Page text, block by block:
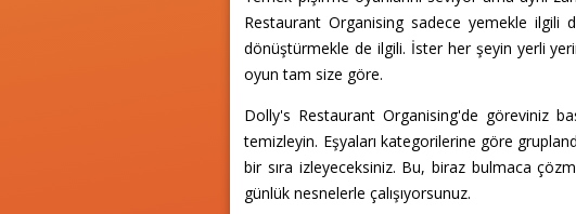
Restaurant Organising sadece yemekle ilgili
dönüştürmekle de ilgili. İster her şeyin yerli
oyun tam size göre.
Dolly's Restaurant Organising'de göreviniz
temizleyin. Eşyaları kategorilerine göre
bir sıra izleyeceksiniz. Bu, biraz bulmaca
günlük nesnelerle çalışıyorsunuz.